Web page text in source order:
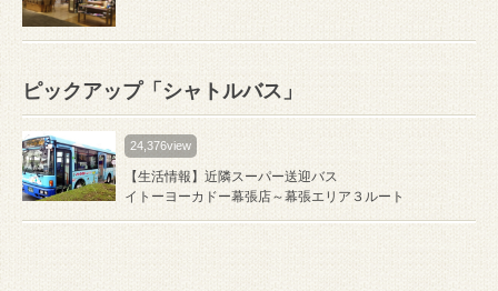
ピックアップ「シャトルバス」
24,376view
【生活情報】近隣スーパー送迎バス
イトーヨーカドー幕張店～幕張エリア３ルート